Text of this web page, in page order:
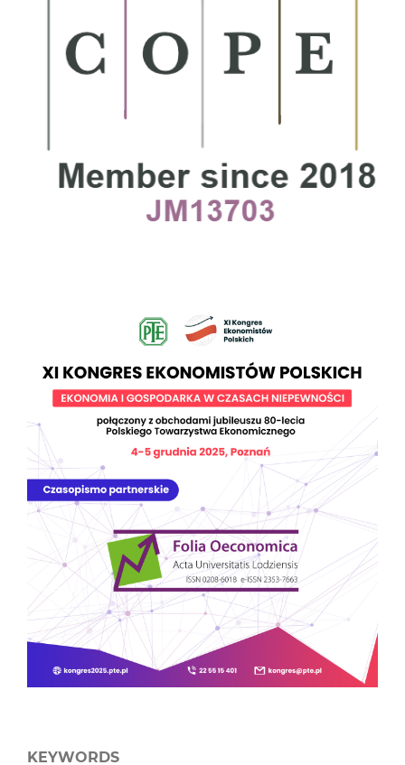
KEYWORDS